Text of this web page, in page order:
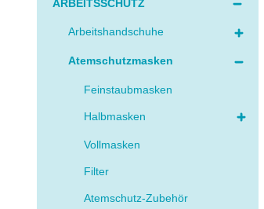
ARBEITSSCHUTZ
Arbeitshandschuhe
Atemschutzmasken
Feinstaubmasken
Halbmasken
Vollmasken
Filter
Atemschutz-Zubehör